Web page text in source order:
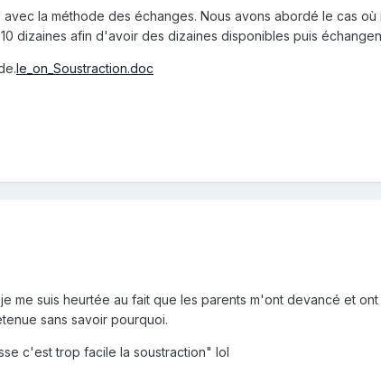
la méthode des échanges. Nous avons abordé le cas
dizaines afin d'avoir des dizaines disponibles puis
le_on_Soustraction.doc
me suis heurtée au fait que les parents m'ont devancé et
sans savoir pourquoi.
c'est trop facile la soustraction" lol